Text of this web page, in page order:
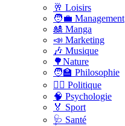
🥂 Loisirs
🧑‍💼 Management
🎎 Manga
📣 Marketing
🎶 Musique
🌳Nature
🧑‍🏫 Philosophie
👨‍⚖️ Politique
🧠 Psychologie
🏅 Sport
🩺 Santé